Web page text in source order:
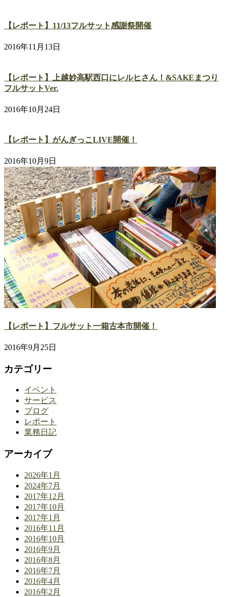
【レポート】11/13フルサット感謝祭開催
2016年11月13日
【レポート】上越妙高駅西口にレルヒさん！&SAKEまつり
フルサットVer.
2016年10月24日
【レポート】がんぎっこLIVE開催！
2016年10月9日
【レポート】フルサット一箱古本市開催！
2016年9月25日
カテゴリー
イベント
サービス
ブログ
レポート
業務日記
アーカイブ
2026年1月
2024年7月
2017年12月
2017年10月
2017年1月
2016年11月
2016年10月
2016年9月
2016年8月
2016年7月
2016年4月
2016年2月